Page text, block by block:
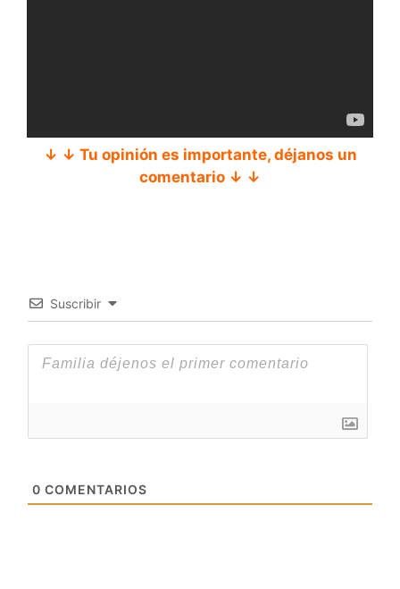
↓ ↓ Tu opinión es importante, déjanos un
comentario ↓ ↓
Suscribir
0 COMENTARIOS